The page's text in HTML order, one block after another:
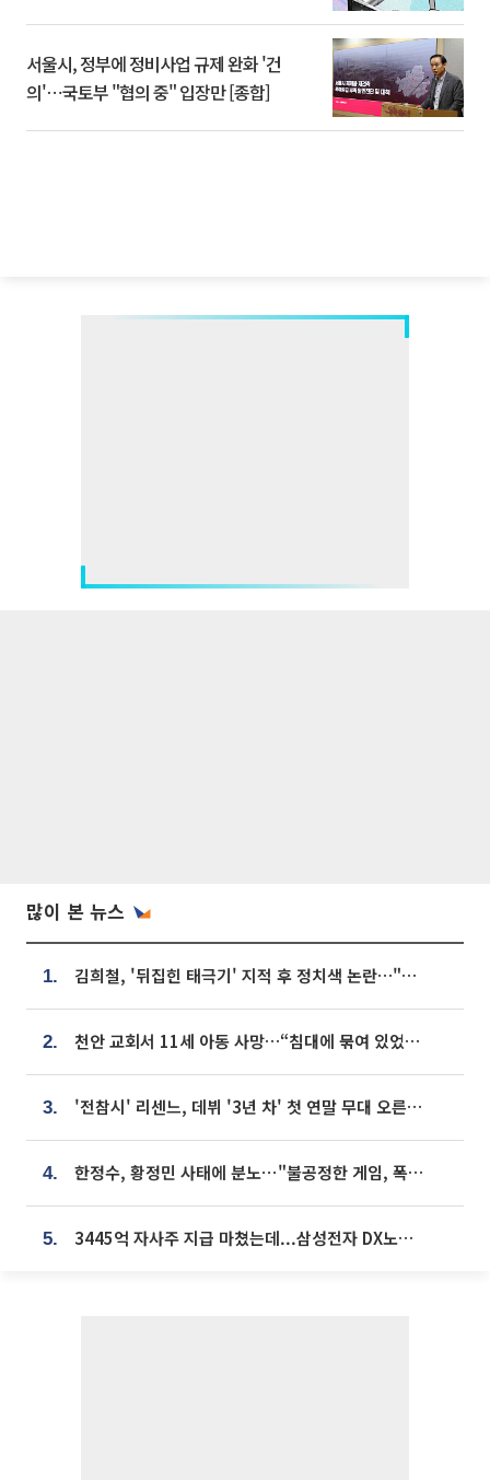
서울시, 정부에 정비사업 규제 완화 '건
의'⋯국토부 "협의 중" 입장만 [종합]
많이 본 뉴스
1. 김희철, '뒤집힌 태극기' 지적 후 정치색 논란…"좌우 떠나 우리나라 국기"
2. 천안 교회서 11세 아동 사망…“침대에 묶여 있었다” 진술 확보
3. '전참시' 리센느, 데뷔 '3년 차' 첫 연말 무대 오른다⋯"그동안 섭외 안 와"
4. 한정수, 황정민 사태에 분노⋯"불공정한 게임, 폭로자도 오픈 하라"
5. 3445억 자사주 지급 마쳤는데...삼성전자 DX노조, 뒤늦은 '떼쓰기 집회'